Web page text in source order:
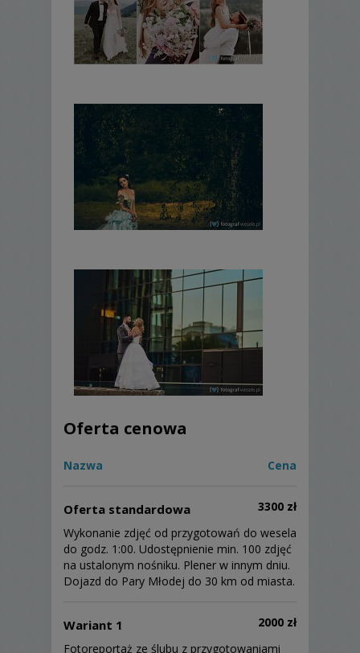
Oferta cenowa
Nazwa Cena
Oferta standardowa
3300 zł
Wykonanie zdjęć od przygotowań do wesela
do godz. 1:00. Udostępnienie min. 100 zdjęć
na ustalonym nośniku. Plener w innym dniu.
Dojazd do Pary Młodej do 30 km od miasta.
Wariant 1
2000 zł
Fotoreportaż ze ślubu z przygotowaniami